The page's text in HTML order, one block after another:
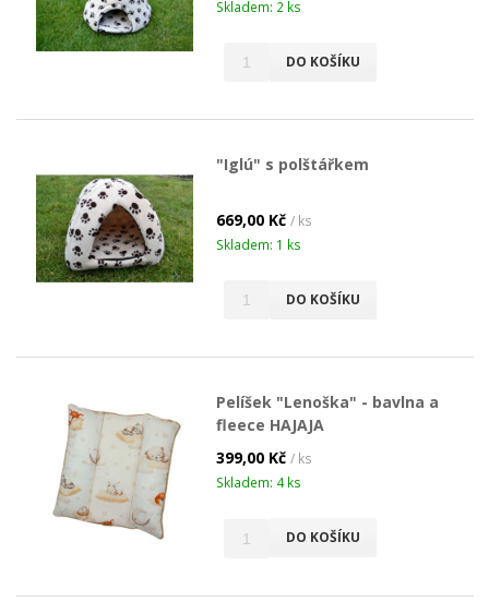
Skladem: 2 ks
DO KOŠÍKU
"Iglú" s polštářkem
669,00 Kč / ks
Skladem: 1 ks
DO KOŠÍKU
Pelíšek "Lenoška" - bavlna a
fleece HAJAJA
399,00 Kč / ks
Skladem: 4 ks
DO KOŠÍKU